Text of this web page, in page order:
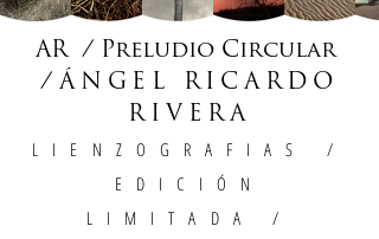
AR / Preludio Circular
/ÁNGEL RICARDO
RIVERA
LIENZOGRAFIAS
/
EDICIÓN
LIMITADA /